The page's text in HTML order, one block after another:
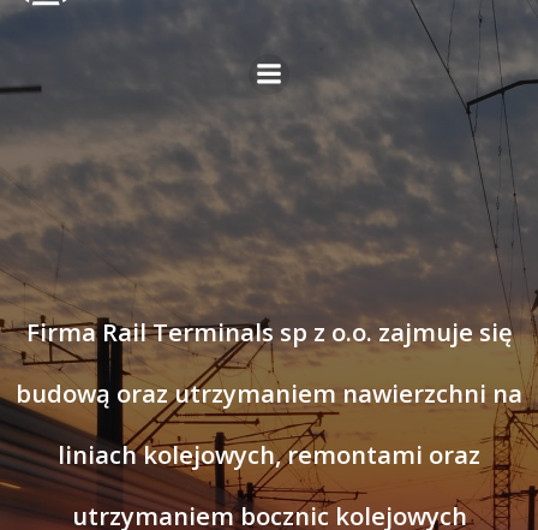
content
Firma Rail Terminals sp z o.o. zajmuje się
budową oraz utrzymaniem nawierzchni na
liniach kolejowych, remontami oraz
utrzymaniem bocznic kolejowych